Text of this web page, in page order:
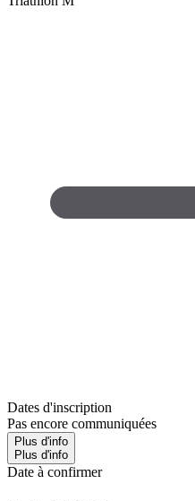
Dates d'inscription
Pas encore communiquées
Plus d'info
Plus d'info
Date à confirmer